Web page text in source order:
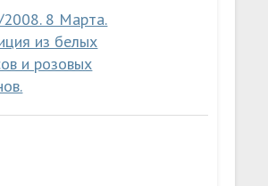
8 Марта.
из белых
и розовых